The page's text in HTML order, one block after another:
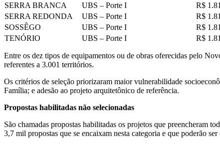
SERRA BRANCA
UBS – Porte I
R$
SERRA REDONDA
UBS – Porte I
R$
SOSSÊGO
UBS – Porte I
R$
TENÓRIO
UBS – Porte I R$
Entre os dez tipos de equipamentos ou de obras oferecidas pelo
referentes a 3.001 territórios.
Os critérios de seleção priorizaram maior vulnerabilidade
Família; e adesão ao projeto arquitetônico de referência.
Propostas habilitadas não selecionadas
São chamadas propostas habilitadas os projetos que preencheram
3,7 mil propostas que se encaixam nesta categoria e que poderão